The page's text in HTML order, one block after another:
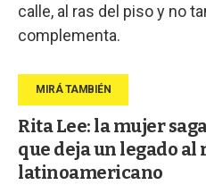
calle, al ras del piso y no
complementa.
Rita Lee: la mujer
que deja un legado al
latinoamericano